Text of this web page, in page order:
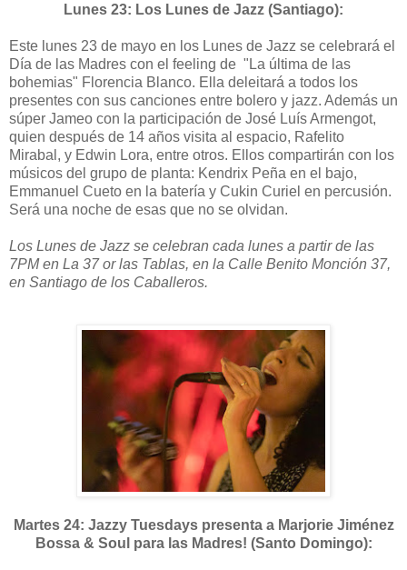
Lunes 23: Los Lunes de Jazz (Santiago):
Este lunes 23 de mayo en los Lunes de Jazz se celebrará el
Día de las Madres con el feeling de "La última de las
bohemias" Florencia Blanco. Ella deleitará a todos los
presentes con sus canciones entre bolero y jazz. Además un
súper Jameo con la participación de José Luís Armengot,
quien después de 14 años visita al espacio, Rafelito
Mirabal, y Edwin Lora, entre otros. Ellos compartirán con los
músicos del grupo de planta: Kendrix Peña en el bajo,
Emmanuel Cueto en la batería y Cukin Curiel en percusión.
Será una noche de esas que no se olvidan.
Los Lunes de Jazz se celebran cada lunes a partir de las
7PM en La 37 or las Tablas, en la Calle Benito Monción 37,
en Santiago de los Caballeros.
Martes 24: Jazzy Tuesdays presenta a Marjorie Jiménez
Bossa & Soul para las Madres! (Santo Domingo):